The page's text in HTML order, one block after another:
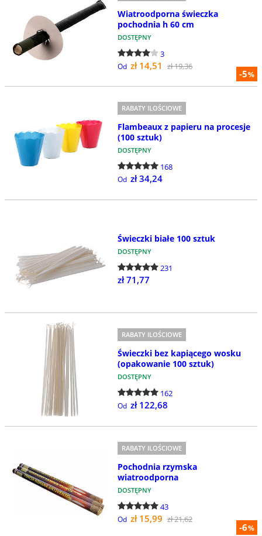
-5%
Wiatroodporna świeczka
pochodnia h 60 cm
DOSTĘPNY
3
Od zł 14,51 zł 19,36
RABATY ILOŚCIOWE
Flambeaux z papieru na procesje
(100 sztuk)
DOSTĘPNY
168
Od zł 34,24
Świeczki białe 100 sztuk
DOSTĘPNY
231
zł 71,77
RABATY ILOŚCIOWE
Świeczki bez kapiącego wosku
(opakowanie 100 sztuk)
DOSTĘPNY
162
Od zł 122,68
-6%
RABATY ILOŚCIOWE
Pochodnia rzymska
wiatroodporna
DOSTĘPNY
43
Od zł 15,99 zł 21,62